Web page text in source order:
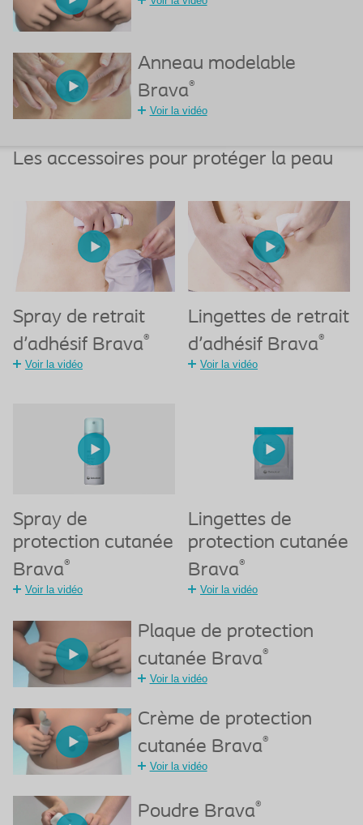
Anneau modelable
Brava®
Voir la vidéo
Les accessoires pour protéger la peau
Spray de retrait
d'adhésif Brava®
Voir la vidéo
Lingettes de retrait
d'adhésif Brava®
Voir la vidéo
Spray de
protection cutanée
Brava®
Voir la vidéo
Lingettes de
protection cutanée
Brava®
Voir la vidéo
Plaque de protection
cutanée Brava®
Voir la vidéo
Crème de protection
cutanée Brava®
Voir la vidéo
Poudre Brava®